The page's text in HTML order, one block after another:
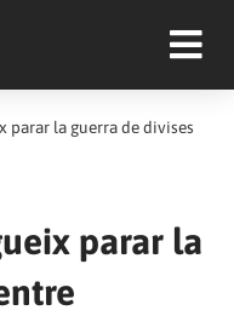
parar la guerra de divises
parar la